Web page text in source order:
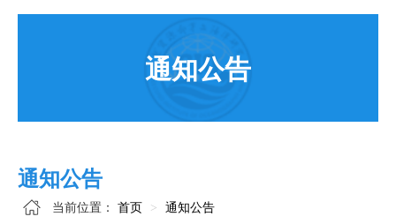
通知公告
通知公告
当前位置： 首页 通知公告